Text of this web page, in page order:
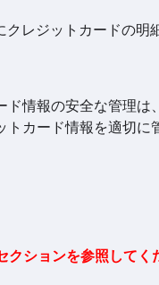
レジットカードの明
ド情報の安全な管理
カード情報を適切
ションを参照してく